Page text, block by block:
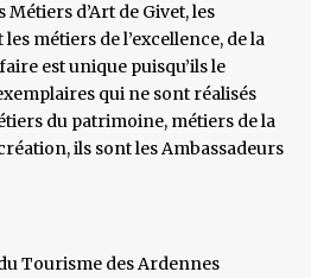
d’Art de Givet, les
métiers de l’excellence, de la
est unique puisqu’ils le
qui ne sont réalisés
du patrimoine, métiers de la
ils sont les Ambassadeurs
Tourisme des Ardennes